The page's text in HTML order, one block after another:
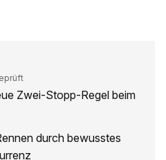
Zwei-Stopp-Regel beim
durch bewusstes